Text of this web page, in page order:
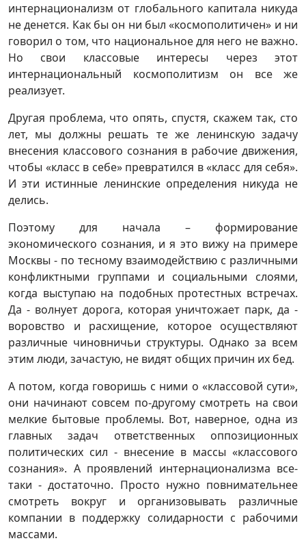
интернационализм от глобального капитала никуда
не денется. Как бы он ни был «космополитичен» и ни
говорил о том, что национальное для него не важно.
Но свои классовые интересы через этот
интернациональный космополитизм он все же
реализует.
Другая проблема, что опять, спустя, скажем так, сто
лет, мы должны решать те же ленинскую задачу
внесения классового сознания в рабочие движения,
чтобы «класс в себе» превратился в «класс для себя».
И эти истинные ленинские определения никуда не
делись.
Поэтому для начала – формирование
экономического сознания, и я это вижу на примере
Москвы - по тесному взаимодействию с различными
конфликтными группами и социальными слоями,
когда выступаю на подобных протестных встречах.
Да - волнует дорога, которая уничтожает парк, да -
воровство и расхищение, которое осуществляют
различные чиновничьи структуры. Однако за всем
этим люди, зачастую, не видят общих причин их бед.
А потом, когда говоришь с ними о «классовой сути»,
они начинают совсем по-другому смотреть на свои
мелкие бытовые проблемы. Вот, наверное, одна из
главных задач ответственных оппозиционных
политических сил - внесение в массы «классового
сознания». А проявлений интернационализма все-
таки - достаточно. Просто нужно повнимательнее
смотреть вокруг и организовывать различные
компании в поддержку солидарности с рабочими
массами.